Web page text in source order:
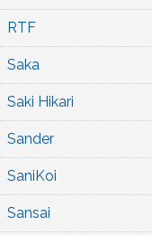
RTF
Saka
Saki Hikari
Sander
SaniKoi
Sansai